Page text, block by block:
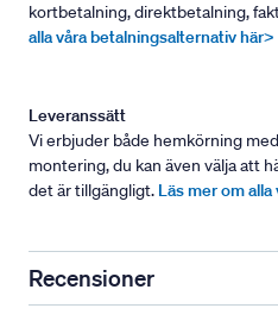
kortbetalning, direktbetalning,
alla våra betalningsalternativ här>
Leveranssätt
Vi erbjuder både hemkörning
montering, du kan även välja att
det är tillgängligt. Läs mer om
Recensioner